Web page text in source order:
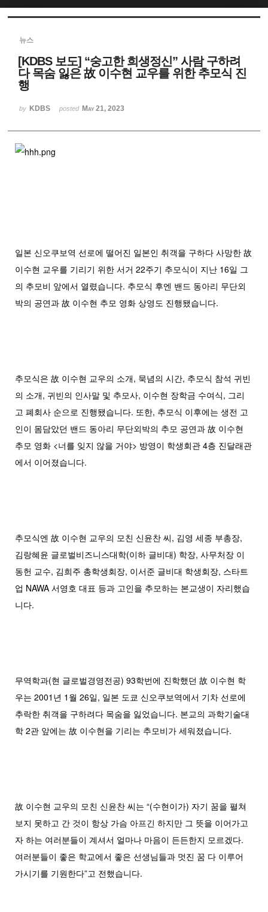
뉴스
[KDBS 보도] “숭고한 희생정신” 사람 구하려
다 목숨 잃은 故 이수현 교우를 위한 추모식 진
행
by KDBS posted May 21, 2023
일본 신오쿠보역 선로에 떨어진 일본인 취객을 구하다 사망한 故
이수현 교우를 기리기 위한 서거 22주기 추모식이 지난 16일 그
의 추모비 앞에서 열렸습니다. 추모식 후엔 밴드 동아리 무단외
박의 공연과 故 이수현 추모 영화 상영도 진행됐습니다.
추모식은 故 이수현 교우의 소개, 묵념의 시간, 추모식 참석 귀빈
의 소개, 귀빈의 인사말 및 추모사, 이수현 장학금 수여식, 그리
고 폐회사 순으로 진행됐습니다. 또한, 추모식 이후에는 생전 고
인이 몸담았던 밴드 동아리 무단외박의 추모 공연과 故 이수현
추모 영화 <너를 잊지 않을 거야> 방영이 학생회관 4층 진달래관
에서 이어졌습니다.
추모식엔 故 이수현 교우의 모친 신윤찬 씨, 김영 세종 부총장,
김랑혜윤 글로벌비즈니스대학(이하 글비대) 학장, 사무처장 이
동헌 교수, 김희주 총학생회장, 이서준 글비대 학생회장, 스타트
업 NAWA 서영호 대표 등과 고인을 추모하는 본교생이 자리했습
니다.
무역학과(현 글로벌경영전공) 93학번에 진학했던 故 이수현 학
우는 2001년 1월 26일, 일본 도쿄 신오쿠보역에서 기차 선로에
추락한 취객을 구하려다 목숨을 잃었습니다. 본교의 과학기술대
학 2관 앞에는 故 이수현을 기리는 추모비가 세워졌습니다.
故 이수현 교우의 모친 신윤찬 씨는 “(수현이가) 자기 꿈을 펼쳐
보지 못하고 간 것이 항상 가슴 아프긴 하지만 그 뜻을 이어가고
자 하는 여러분들이 계셔서 얼마나 마음이 든든한지 모르겠다.
여러분들이 좋은 학교에서 좋은 선생님들과 멋진 꿈 다 이루어
가시기를 기원한다”고 전했습니다.
Sketchbook5, 스케치북5
Sketchbook5, 스케치북5